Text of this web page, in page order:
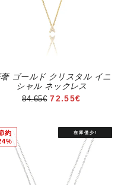
ゴールド クリスタル イニ
シャル ネックレス
84.65€ セール価格
72.55€
約